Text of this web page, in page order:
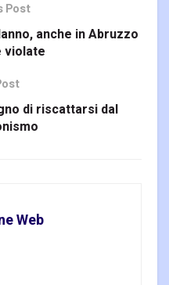
Post
anche in Abruzzo
violate
di riscattarsi dal
Web